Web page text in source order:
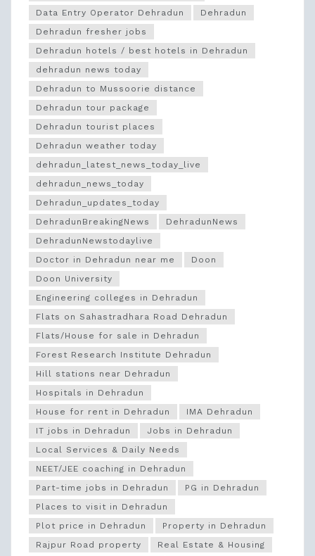
Data Entry Operator Dehradun
Dehradun
Dehradun fresher jobs
Dehradun hotels / best hotels in Dehradun
dehradun news today
Dehradun to Mussoorie distance
Dehradun tour package
Dehradun tourist places
Dehradun weather today
dehradun_latest_news_today_live
dehradun_news_today
Dehradun_updates_today
DehradunBreakingNews
DehradunNews
DehradunNewstodaylive
Doctor in Dehradun near me
Doon
Doon University
Engineering colleges in Dehradun
Flats on Sahastradhara Road Dehradun
Flats/House for sale in Dehradun
Forest Research Institute Dehradun
Hill stations near Dehradun
Hospitals in Dehradun
House for rent in Dehradun
IMA Dehradun
IT jobs in Dehradun
Jobs in Dehradun
Local Services & Daily Needs
NEET/JEE coaching in Dehradun
Part-time jobs in Dehradun
PG in Dehradun
Places to visit in Dehradun
Plot price in Dehradun
Property in Dehradun
Rajpur Road property
Real Estate & Housing